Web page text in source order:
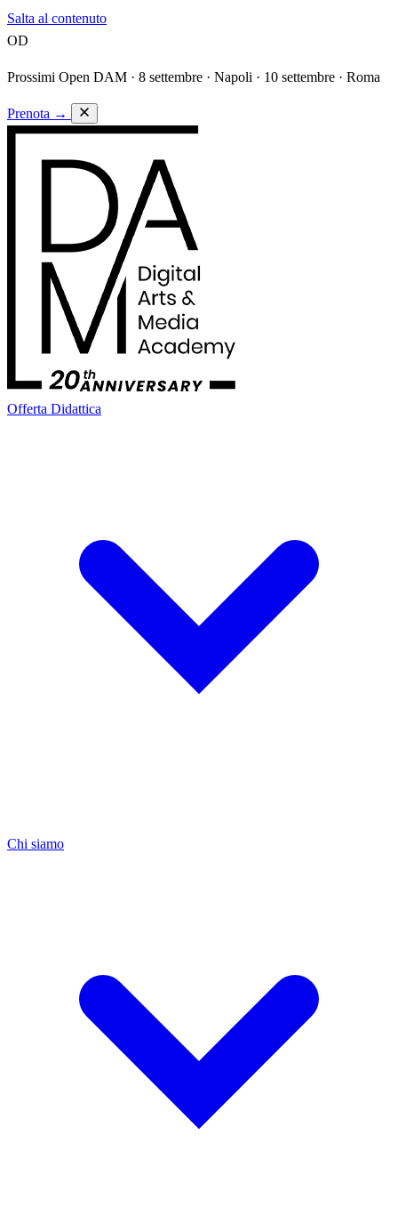
Salta al contenuto
OD
Prossimi Open DAM · 8 settembre · Napoli · 10 settembre · Roma
Prenota →
Offerta Didattica
Chi siamo